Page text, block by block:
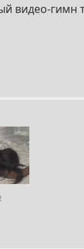
видео-гимн